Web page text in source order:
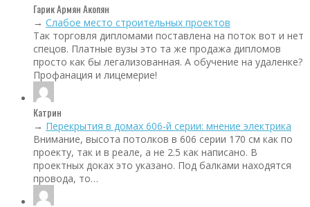
Гарик Армян Акопян
→ Слабое место строительных проектов
Так торговля дипломами поставлена на поток вот и нет
спецов. Платные вузы это та же продажа дипломов
просто как бы легализованная. А обучение на удаленке?
Профанация и лицемерие!
Катрин
→ Перекрытия в домах 606‑й серии: мнение электрика
Внимание, высота потолков в 606 серии 170 см как по
проекту, так и в реале, а не 2.5 как написано. В
проектных доках это указано. Под балками находятся
провода, то…